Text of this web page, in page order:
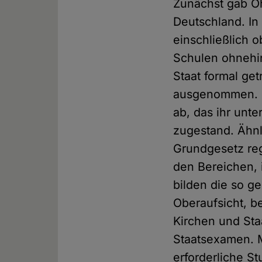
Zunächst gab
Deutschland.
einschließlich
Schulen
Staat formal
ab, das ihr
zugestand.
Grundgesetz
den Bereichen,
bilden die so
Oberaufsicht,
Kirchen und
Staatsexamen.
erforderliche